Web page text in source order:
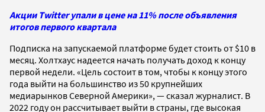
Акции Twitter упали в цене на 11% после объявления
итогов первого квартала
Подписка на запускаемой платформе будет стоить от $10 в
месяц. Холтхаус надеется начать получать доход к концу
первой недели. «Цель состоит в том, чтобы к концу этого
года выйти на большинство из 50 крупнейших
медиарынков Северной Америки», — сказал журналист. В
2022 году он рассчитывает выйти в страны, где высокая